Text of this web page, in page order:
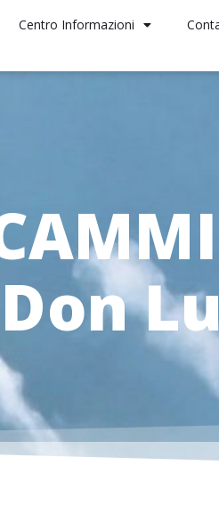
Centro Informazioni